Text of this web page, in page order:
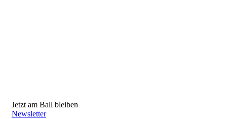
Jetzt am Ball bleiben
Newsletter